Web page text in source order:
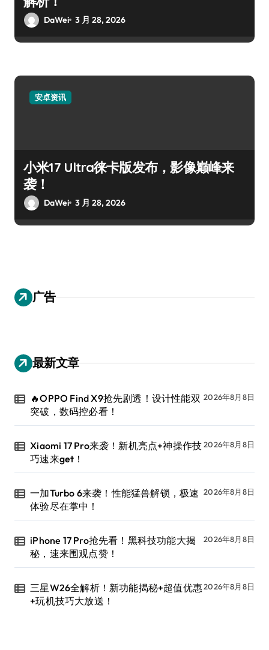
DaWei 3 月 28, 2026
安卓资讯
小米17 Ultra徕卡版发布，影像巅峰来
袭！
DaWei 3 月 28, 2026
广告
最新文章
🔥OPPO Find X9抢先剧透！设计性能双
突破，数码控必看！
2026年8月8日
Xiaomi 17 Pro来袭！新机亮点+神操作技
巧速来get！
2026年8月8日
一加Turbo 6来袭！性能猛兽解锁，极速
体验尽在掌中！
2026年8月8日
iPhone 17 Pro抢先看！黑科技功能大揭
秘，速来围观点赞！
2026年8月8日
三星W26全解析！新功能揭秘+超值优惠
+玩机技巧大放送！
2026年8月8日